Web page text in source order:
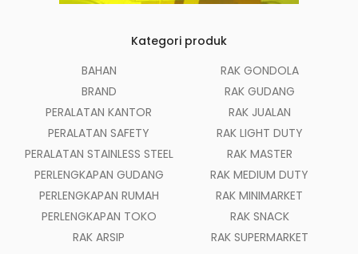
Kategori produk
BAHAN
BRAND
PERALATAN KANTOR
PERALATAN SAFETY
PERALATAN STAINLESS STEEL
PERLENGKAPAN GUDANG
PERLENGKAPAN RUMAH
PERLENGKAPAN TOKO
RAK ARSIP
RAK GONDOLA
RAK GUDANG
RAK JUALAN
RAK LIGHT DUTY
RAK MASTER
RAK MEDIUM DUTY
RAK MINIMARKET
RAK SNACK
RAK SUPERMARKET